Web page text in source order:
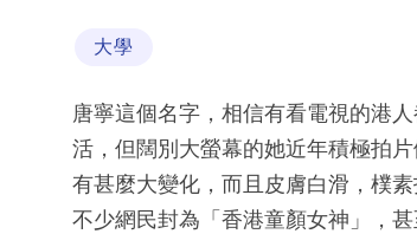
大學
唐寧這個名字，相信有看電視的港
活，但闊別大螢幕的她近年積極拍
有甚麼大變化，而且皮膚白滑，樸
不少網民封為「香港童顏女神」，